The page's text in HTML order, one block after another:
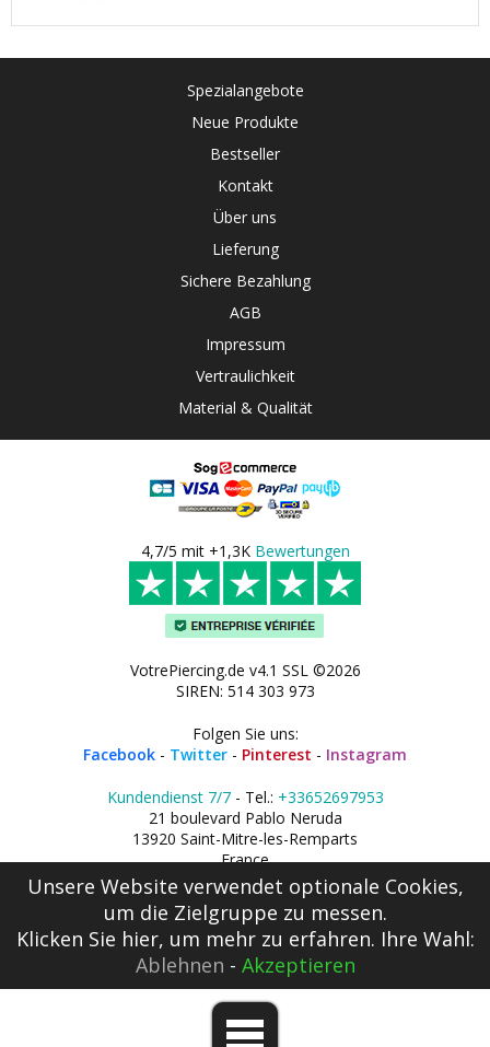
Spezialangebote
Neue Produkte
Bestseller
Kontakt
Über uns
Lieferung
Sichere Bezahlung
AGB
Impressum
Vertraulichkeit
Material & Qualität
4,7/5 mit +1,3K Bewertungen
VotrePiercing.de v4.1 SSL ©2026
SIREN: 514 303 973
Folgen Sie uns:
Facebook - Twitter - Pinterest - Instagram
Kundendienst 7/7- Tel.: +33652697953
21 boulevard Pablo Neruda
13920 Saint-Mitre-les-Remparts
France
Unsere Website verwendet optionale Cookies,
um die Zielgruppe zu messen.
Klicken Sie hier, um mehr zu erfahren. Ihre Wahl:
Ablehnen - Akzeptieren